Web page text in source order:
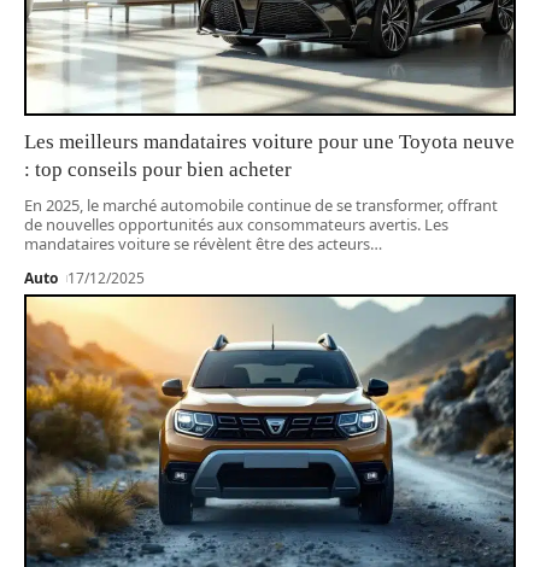
Les meilleurs mandataires voiture pour une Toyota neuve
: top conseils pour bien acheter
En 2025, le marché automobile continue de se transformer, offrant
de nouvelles opportunités aux consommateurs avertis. Les
mandataires voiture se révèlent être des acteurs…
Auto 17/12/2025